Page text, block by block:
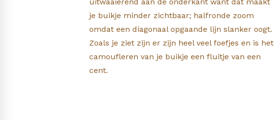
je buikje minder zichtbaar; halfronde zoom
omdat een diagonaal opgaande lijn slanker oogt.
Zoals je ziet zijn er zijn heel veel foefjes en is het
camoufleren van je buikje een fluitje van een
cent.